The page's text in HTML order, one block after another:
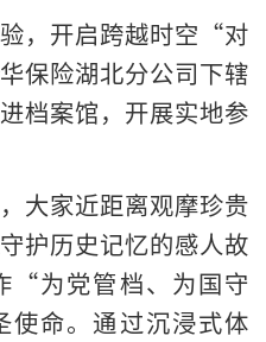
，开启跨越时空“对
保险湖北分公司下辖
档案馆，开展实地参
大家近距离观摩珍贵
护历史记忆的感人故
“为党管档、为国守
命。通过沉浸式体